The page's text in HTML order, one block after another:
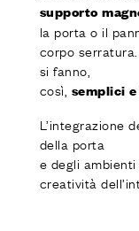
supporto
la porta o il
corpo
si fanno,
così, semplici
L’integrazione
della porta
e degli
creatività